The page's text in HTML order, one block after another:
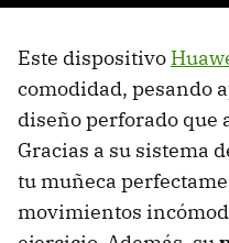
Este dispositivo
comodidad, pesando
diseño perforado que
Gracias a su sistema
tu muñeca
movimientos